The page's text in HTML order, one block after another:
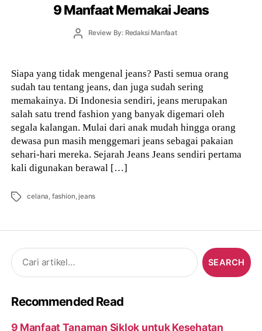
9 Manfaat Memakai Jeans
PostReview By: Redaksi Manfaat
Siapa yang tidak mengenal jeans? Pasti semua orang
sudah tau tentang jeans, dan juga sudah sering
memakainya. Di Indonesia sendiri, jeans merupakan
salah satu trend fashion yang banyak digemari oleh
segala kalangan. Mulai dari anak mudah hingga orang
dewasa pun masih menggemari jeans sebagai pakaian
sehari-hari mereka. Sejarah Jeans Jeans sendiri pertama
kali digunakan berawal […]
Tags celana, fashion, jeans
Search
for:
Recommended Read
9 Manfaat Tanaman Siklok untuk Kesehatan